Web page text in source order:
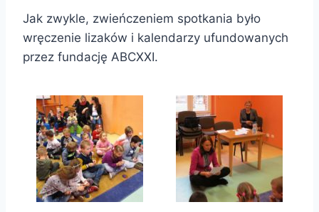
Jak zwykle, zwieńczeniem spotkania było
wręczenie lizaków i kalendarzy ufundowanych
przez fundację ABCXXI.